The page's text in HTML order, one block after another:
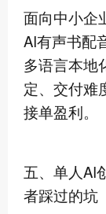
面向中小企
AI有声书配
多语言本地
定、交付难
接单盈利。
五、单人AI
者踩过的坑